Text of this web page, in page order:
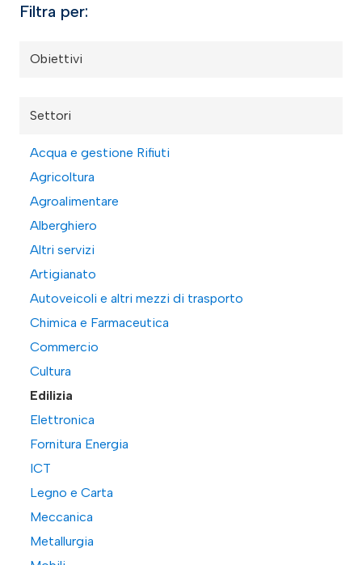
Filtra per:
Obiettivi
Settori
Acqua e gestione Rifiuti
Agricoltura
Agroalimentare
Alberghiero
Altri servizi
Artigianato
Autoveicoli e altri mezzi di trasporto
Chimica e Farmaceutica
Commercio
Cultura
Edilizia
Elettronica
Fornitura Energia
ICT
Legno e Carta
Meccanica
Metallurgia